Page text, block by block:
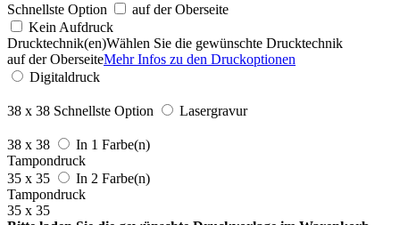
Schnellste Option
auf der Oberseite
Kein Aufdruck
Drucktechnik(en)Wählen Sie die gewünschte Drucktechnik
auf der OberseiteMehr Infos zu den Druckoptionen
Digitaldruck
38 x 38 Schnellste Option Lasergravur
38 x 38
In 1 Farbe(n)
Tampondruck
35 x 35
In 2 Farbe(n)
Tampondruck
35 x 35